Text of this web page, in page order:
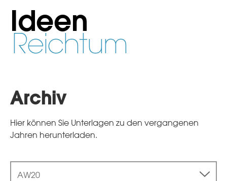
Ideen
Reichtum
Archiv
Hier können Sie Unterlagen zu den vergangenen
Jahren herunterladen.
AW20